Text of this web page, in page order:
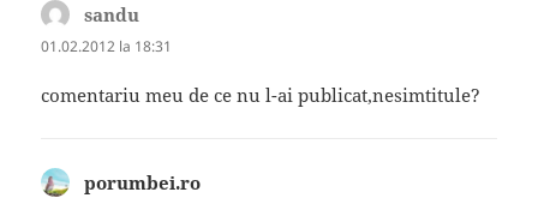
sandu
01.02.2012 la 18:31
comentariu meu de ce nu l-ai publicat,nesimtitule?
porumbei.ro